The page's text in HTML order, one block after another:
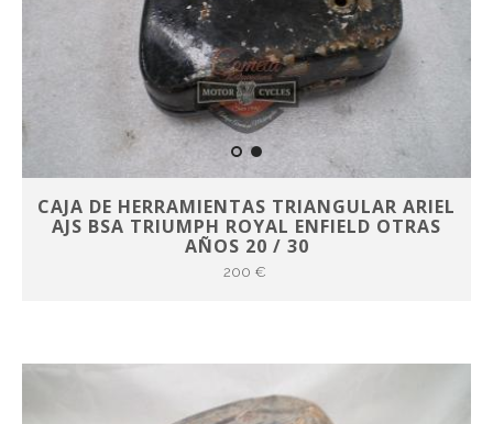
CAJA DE HERRAMIENTAS TRIANGULAR ARIEL
AJS BSA TRIUMPH ROYAL ENFIELD OTRAS
AÑOS 20 / 30
200 €